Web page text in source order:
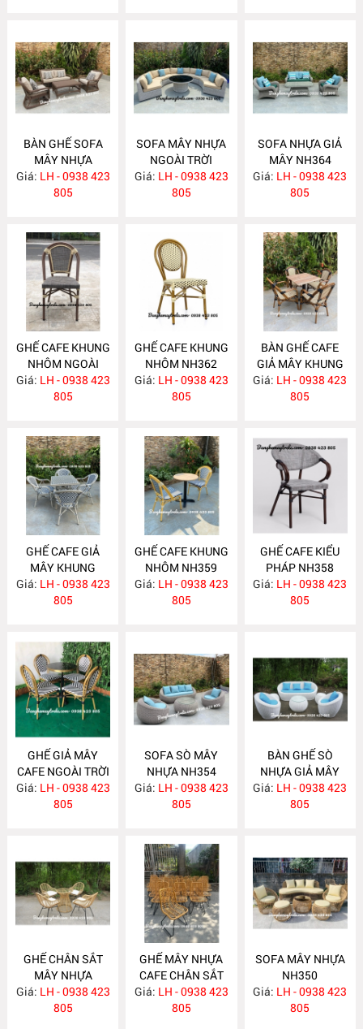
BÀN GHẾ SOFA
MÂY NHỰA
NH366
Giá: LH - 0938 423
805
SOFA MÂY NHỰA
NGOÀI TRỜI
NH365
Giá: LH - 0938 423
805
SOFA NHỰA GIẢ
MÂY NH364
Giá: LH - 0938 423
805
GHẾ CAFE KHUNG
NHÔM NGOÀI
TRỜI NH363
Giá: LH - 0938 423
805
GHẾ CAFE KHUNG
NHÔM NH362
Giá: LH - 0938 423
805
BÀN GHẾ CAFE
GIẢ MÂY KHUNG
NHÔM NH361
Giá: LH - 0938 423
805
GHẾ CAFE GIẢ
MÂY KHUNG
NHÔM NH360
Giá: LH - 0938 423
805
GHẾ CAFE KHUNG
NHÔM NH359
Giá: LH - 0938 423
805
GHẾ CAFE KIỂU
PHÁP NH358
Giá: LH - 0938 423
805
GHẾ GIẢ MÂY
CAFE NGOÀI TRỜI
KHUNG NHÔM
NH357
Giá: LH - 0938 423
805
SOFA SÒ MÂY
NHỰA NH354
Giá: LH - 0938 423
805
BÀN GHẾ SÒ
NHỰA GIẢ MÂY
NGOÀI TRỜI
NH353
Giá: LH - 0938 423
805
GHẾ CHÂN SẮT
MÂY NHỰA
NH352
Giá: LH - 0938 423
805
GHẾ MÂY NHỰA
CAFE CHÂN SẮT
NH351
Giá: LH - 0938 423
805
SOFA MÂY NHỰA
NH350
Giá: LH - 0938 423
805